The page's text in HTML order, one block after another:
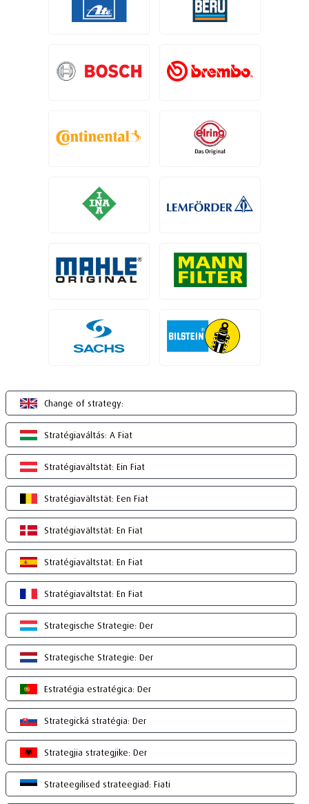
Change of strategy:
Stratégiaváltás: A Fiat
Stratégiavältstät: Ein Fiat
Stratégiavältstät: Een Fiat
Stratégiavältstät: En Fiat
Stratégiavältstät: En Fiat
Stratégiavältstät: En Fiat
Strategische Strategie: Der
Strategische Strategie: Der
Estratégia estratégica: Der
Strategická stratégia: Der
Strategjia strategjike: Der
Strateegilised strateegiad: Fiati